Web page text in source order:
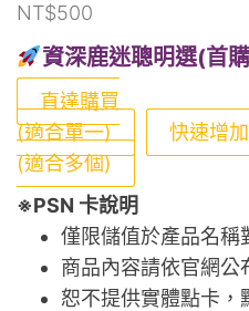
NT$500
資深鹿迷聰明選(首
直達購買
(適合單一)
快速增加
(適合多個)
※PSN 卡說明
僅限儲值於產品名稱
商品內容請依官網公
恕不提供實體點卡，